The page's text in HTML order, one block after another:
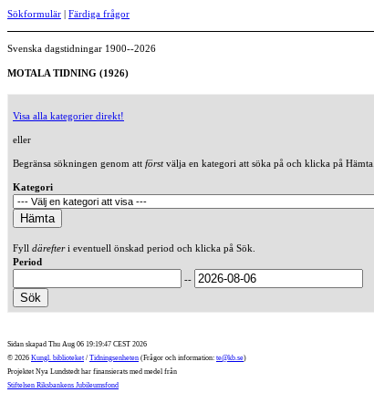
Sökformulär | Färdiga frågor
Svenska dagstidningar 1900--2026
MOTALA TIDNING (1926)
Visa alla kategorier direkt!
eller
Begränsa sökningen genom att förstvälja en kategori att söka på och klicka på Hämta.
Kategori
Fyll därefteri eventuell önskad period och klicka på Sök.
Period
--
Sidan skapad Thu Aug 06 19:19:47 CEST 2026
© 2026 Kungl. biblioteket / Tidningsenheten (Frågor och information: te@kb.se)
Projektet Nya Lundstedt har finansierats med medel från
Stiftelsen Riksbankens Jubileumsfond